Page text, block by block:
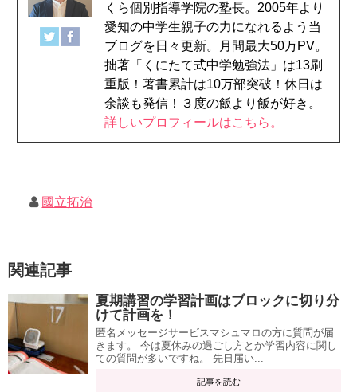
くら個別指導学院の塾長。2005年より
愛知の中学生親子の力になれるよう当
ブログを日々更新。月間最大50万PV。
拙著「くにたて式中学勉強法」は13刷
重版！著書累計は10万部突破！休日は
余談も発信！３度の飯より飯が好き。
詳しいプロフィールはこちら。
國立拓治
関連記事
夏期講習の学習計画はブロックに切り分
けて計画を！
匿名メッセージサービスマシュマロの方に質問が届
きます。 今は夏休みの過ごし方とか学習内容に関し
ての質問が多いですね。 先日届い...
記事を読む